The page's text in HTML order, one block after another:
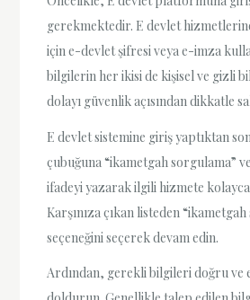
gerekmektedir. E devlet
için e-devlet şifresi veya e-imza
bilgilerin her ikisi de kişisel ve gizli
dolayı güvenlik açısından dikkatle
E devlet sistemine giriş yaptıktan
çubuğuna “ikametgah sorgulama”
ifadeyi yazarak ilgili hizmete
Karşınıza çıkan listeden
seçeneğini seçerek devam edin.
Ardından, gerekli bilgileri doğru ve